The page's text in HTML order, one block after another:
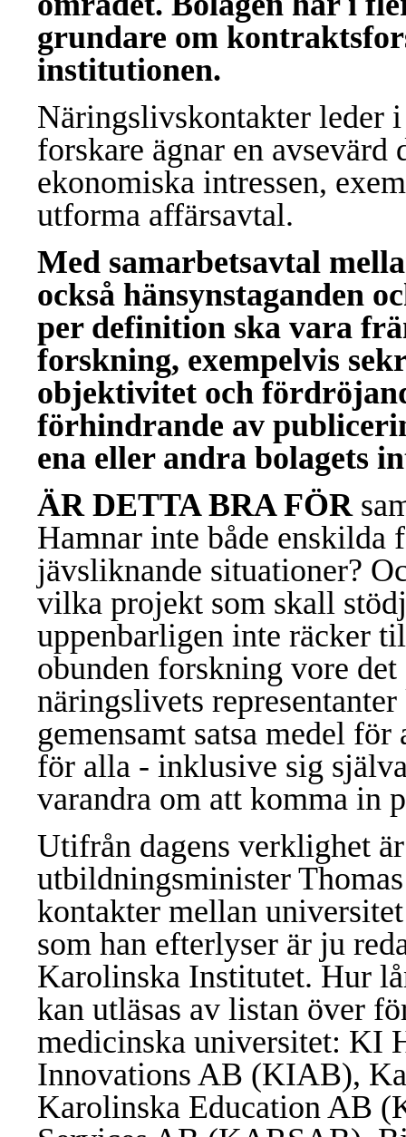
grundare om
institutionen.
Näringslivskontakter leder
forskare ägnar en
ekonomiska intressen,
utforma affärsavtal.
Med samarbetsavtal
också hänsynstaganden
per definition ska vara
forskning, exempelvis
objektivitet och
förhindrande av
ena eller andra bolagets
ÄR DETTA BRA FÖR
Hamnar inte både enskilda
jävsliknande situationer?
vilka projekt som skall
uppenbarligen inte räcker
obunden forskning vore
näringslivets
gemensamt satsa medel
för alla - inklusive sig
varandra om att komma in
Utifrån dagens verklighet
utbildningsminister
kontakter mellan
som han efterlyser är ju
Karolinska Institutet. Hur
kan utläsas av listan över
medicinska universitet:
Innovations AB (KIAB),
Karolinska Education AB